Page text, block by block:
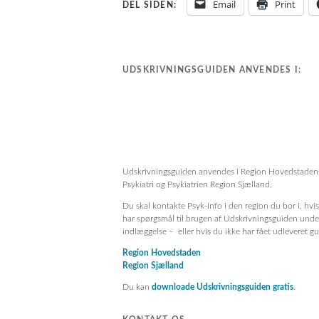
DEL SIDEN: Email Print
UDSKRIVNINGSGUIDEN ANVENDES I:
Udskrivningsguiden anvendes i Region
Psykiatri og Psykiatrien Region Sjælland.
Du skal kontakte Psyk-Info i den region du bor i,
har spørgsmål til brugen af Udskrivningsguiden
indlæggelse – eller hvis du ikke har fået udleveret
Region Hovedstaden
Region Sjælland
Du kan downloade Udskrivningsguiden gratis